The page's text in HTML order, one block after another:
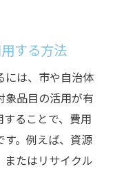
ービスの特
不用品回収業
回収の見極め
する方法
には、市や自治体
品目の活用が有
ることで、費用
。例えば、資源
またはリサイクル